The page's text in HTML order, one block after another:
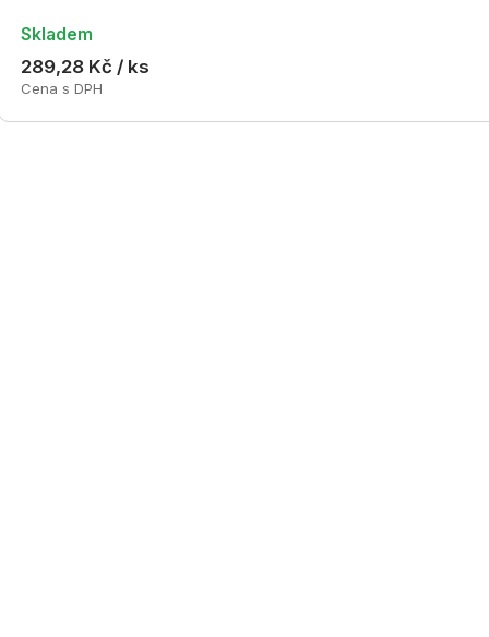
Skladem
289,28 Kč / ks
Cena s DPH